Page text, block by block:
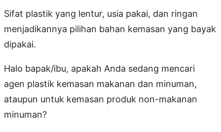
Sifat plastik yang lentur, usia pakai, dan ringan
menjadikannya pilihan bahan kemasan yang bayak
dipakai.
Halo bapak/ibu, apakah Anda sedang mencari
agen plastik kemasan makanan dan minuman,
ataupun untuk kemasan produk non-makanan
minuman?